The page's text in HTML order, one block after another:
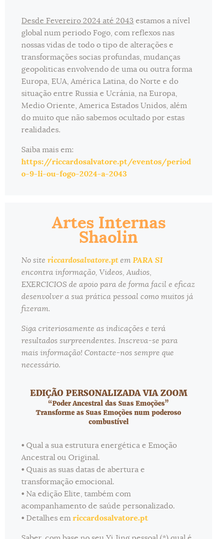
Desde Fevereiro 2024 até 2043 estamos a nível
global num periodo Fogo, com reflexos nas
nossas vidas de todo o tipo de alterações e
transformações socias profundas, mudanças
geopoliticas envolvendo de uma ou outra forma
Europa, EUA, América Latina, do Norte e do
situação entre Russia e Ucránia, na Europa,
Medio Oriente, America Estados Unidos, além
do muito que não sabemos ocultado por estas
realidades.
Saiba mais em:
https://riccardosalvatore.pt/eventos/period
o-9-li-ou-fogo-2024-a-2043
Artes Internas
Shaolin
No sitericcardosalvatore.pt emPARA SI
encontra informação, Videos, Audios,
EXERCICIOS de apoio para de forma facil e eficaz
desenvolver a sua prática pessoal como muitos já
fizeram.
Siga criteriosamente as indicações e terá
resultados surpreendentes. Inscreva-se para
mais informação! Contacte-nos sempre que
necessário.
EDIÇÃO PERSONALIZADA VIA ZOOM
“Poder Ancestral das Suas Emoções”
Transforme as Suas Emoções num poderoso
combustível
• Qual a sua estrutura energética e Emoção
Ancestral ou Original.
• Quais as suas datas de abertura e
transformação emocional.
• Na edição Elite, também com
acompanhamento de saúde personalizado.
• Detalhes emriccardosalvatore.pt